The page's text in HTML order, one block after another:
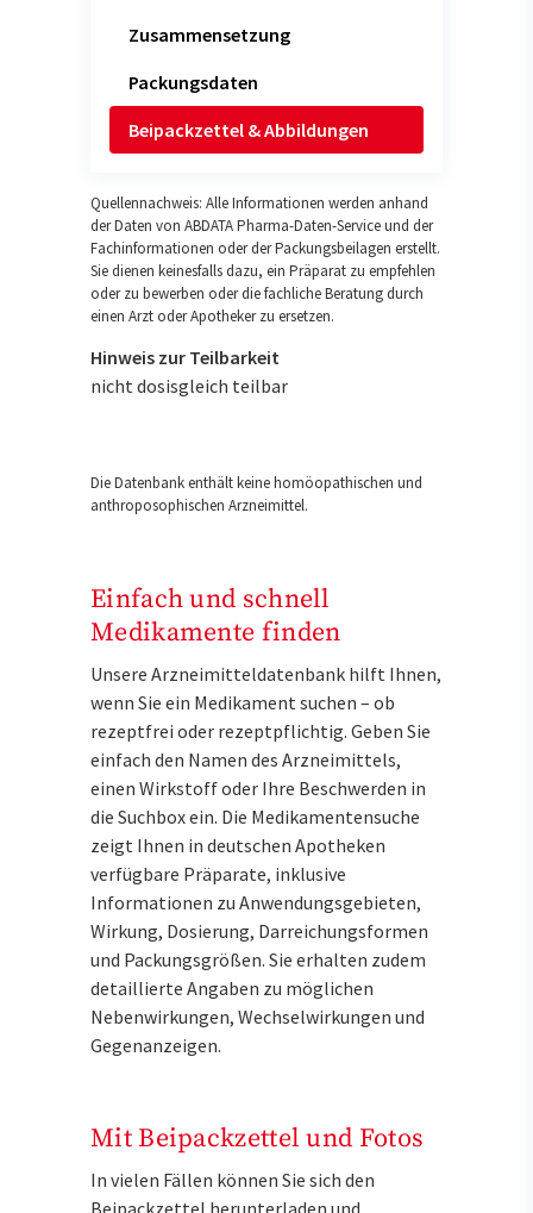
Zusammensetzung
Packungsdaten
Beipackzettel & Abbildungen
Quellennachweis: Alle Informationen werden anhand
der Daten von ABDATA Pharma-Daten-Service und der
Fachinformationen oder der Packungsbeilagen erstellt.
Sie dienen keinesfalls dazu, ein Präparat zu empfehlen
oder zu bewerben oder die fachliche Beratung durch
einen Arzt oder Apotheker zu ersetzen.
Hinweis zur Teilbarkeit
nicht dosisgleich teilbar
Die Datenbank enthält keine homöopathischen und
anthroposophischen Arzneimittel.
Einfach und schnell
Medikamente finden
Unsere Arzneimitteldatenbank hilft Ihnen,
wenn Sie ein Medikament suchen – ob
rezeptfrei oder rezeptpflichtig. Geben Sie
einfach den Namen des Arzneimittels,
einen Wirkstoff oder Ihre Beschwerden in
die Suchbox ein. Die Medikamentensuche
zeigt Ihnen in deutschen Apotheken
verfügbare Präparate, inklusive
Informationen zu Anwendungsgebieten,
Wirkung, Dosierung, Darreichungsformen
und Packungsgrößen. Sie erhalten zudem
detaillierte Angaben zu möglichen
Nebenwirkungen, Wechselwirkungen und
Gegenanzeigen.
Mit Beipackzettel und Fotos
In vielen Fällen können Sie sich den